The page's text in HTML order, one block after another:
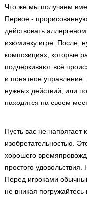
Что же мы получаем
Первое -
действовать
изюминку игре. После,
композициях, которые
подчеркивают всё
и понятное управление.
нужных действий, или
находится на своем
Пусть вас не напрягает
изобретательностью.
хорошего
простого
Перед игроками
не вникая погружайтесь